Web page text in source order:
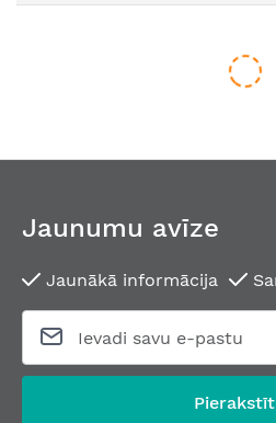
Pašbloķējoša evakuācijas durvju
No 171,49 €
Jaunumu avīze
Jaunākā informācija